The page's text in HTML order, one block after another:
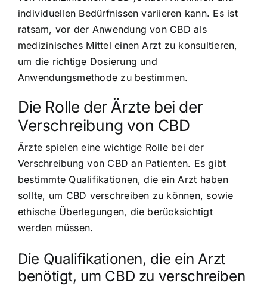
individuellen Bedürfnissen variieren kann. Es ist
ratsam, vor der Anwendung von CBD als
medizinisches Mittel einen Arzt zu konsultieren,
um die richtige Dosierung und
Anwendungsmethode zu bestimmen.
Die Rolle der Ärzte bei der
Verschreibung von CBD
Ärzte spielen eine wichtige Rolle bei der
Verschreibung von CBD an Patienten. Es gibt
bestimmte Qualifikationen, die ein Arzt haben
sollte, um CBD verschreiben zu können, sowie
ethische Überlegungen, die berücksichtigt
werden müssen.
Die Qualifikationen, die ein Arzt
benötigt, um CBD zu verschreiben